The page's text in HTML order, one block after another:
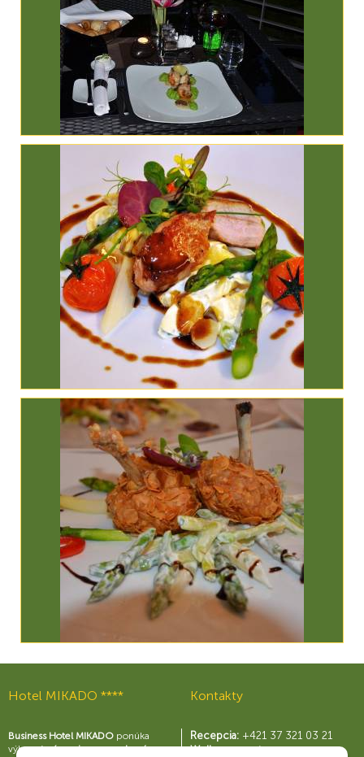
Hotel MIKADO ****
Business Hotel MIKADO ponúka
výbornézázemie pre moderný
Kontakty
Recepcia: +421 37 321 03 21
Wellness centrum: